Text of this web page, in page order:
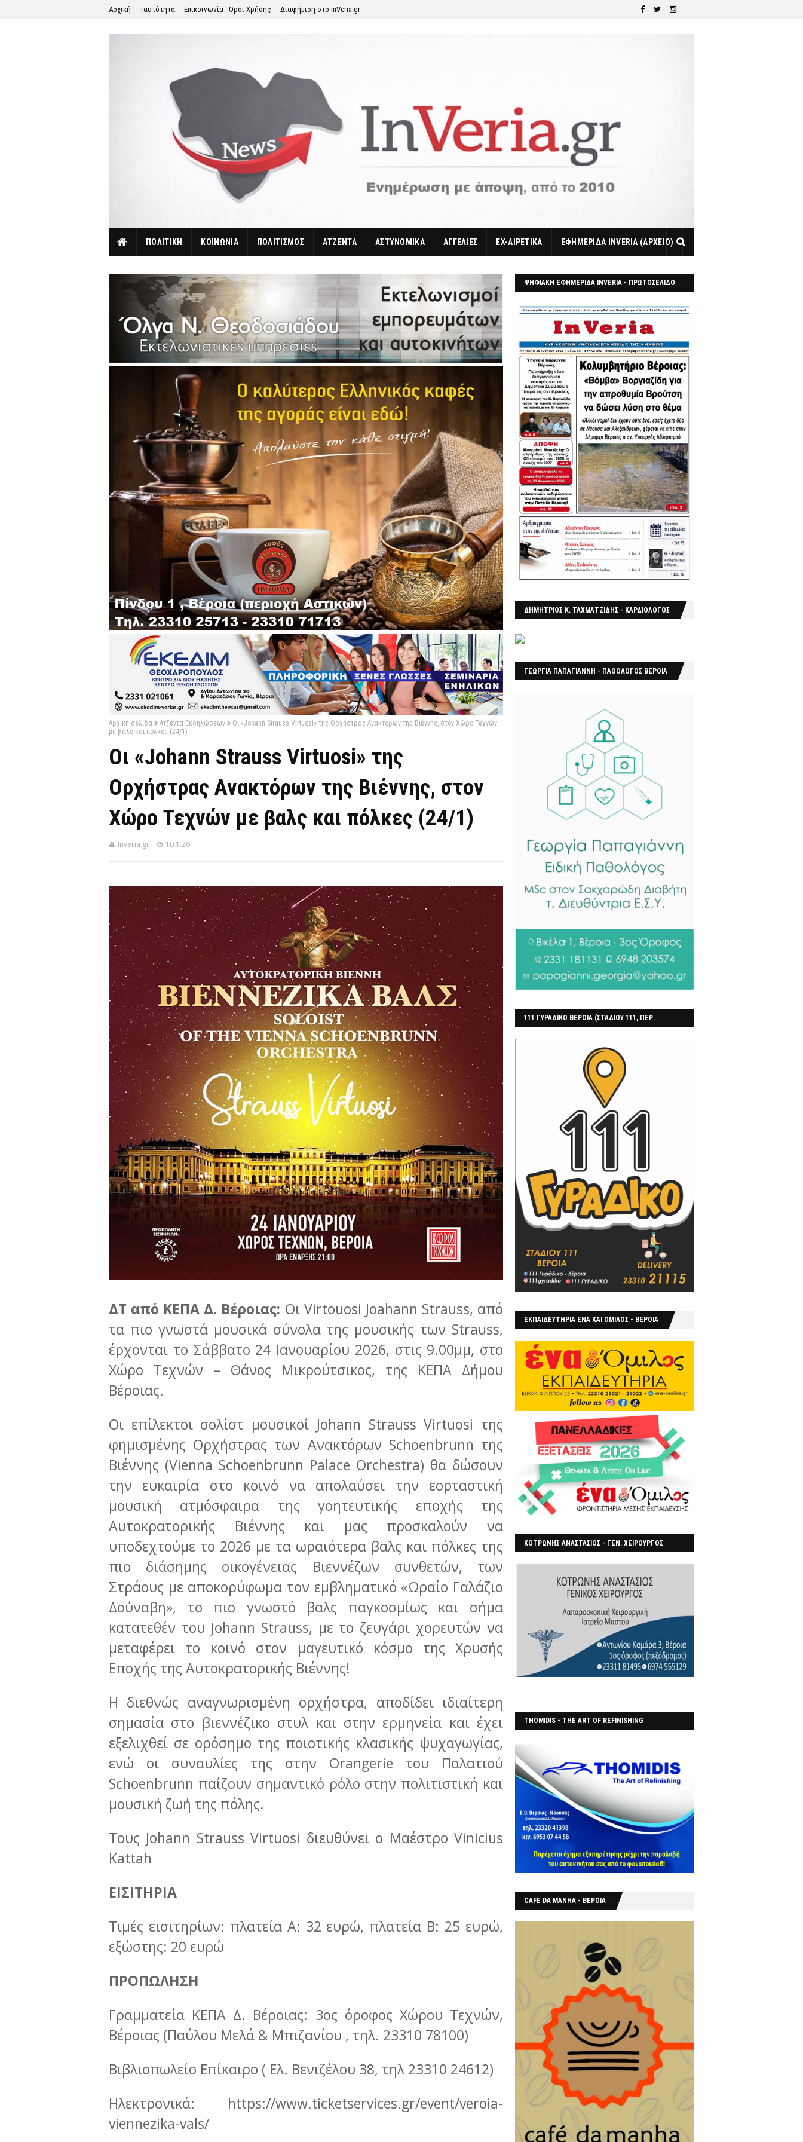
Αρχική Ταυτότητα Επικοινωνία - Όροι Χρήσης Διαφήμιση στο InVeria.gr
ΠΟΛΙΤΙΚΗ ΚΟΙΝΩΝΙΑ ΠΟΛΙΤΙΣΜΟΣ ΑΤΖΕΝΤΑ ΑΣΤΥΝΟΜΙΚΑ ΑΓΓΕΛΙΕΣ EX-ΑΙΡΕΤΙΚΑ ΕΦΗΜΕΡΙΔΑ INVERIA (ΑΡΧΕΙΟ)
Αρχική σελίδα Ατζέντα Εκδηλώσεων
Οι «Johann Strauss Virtuosi» της Ορχήστρας Ανακτόρων της Βιέννης, στον Χώρο Τεχνών
με βαλς και πόλκες (24/1)
Οι «Johann Strauss Virtuosi» της
Ορχήστρας Ανακτόρων της Βιέννης, στον
Χώρο Τεχνών με βαλς και πόλκες (24/1)
Inveria.gr 10.1.26
ΔΤ από ΚΕΠΑ Δ. Βέροιας: Οι Virtouosi Joahann Strauss, από
τα πιο γνωστά μουσικά σύνολα της μουσικής των Strauss,
έρχονται το Σάββατο 24 Ιανουαρίου 2026, στις 9.00μμ, στο
Χώρο Τεχνών – Θάνος Μικρούτσικος, της ΚΕΠΑ Δήμου
Βέροιας.
Οι επίλεκτοι σολίστ μουσικοί Johann Strauss Virtuosi της
φημισμένης Ορχήστρας των Ανακτόρων Schoenbrunn της
Βιέννης (Vienna Schoenbrunn Palace Orchestra) θα δώσουν
την ευκαιρία στο κοινό να απολαύσει την εορταστική
μουσική ατμόσφαιρα της γοητευτικής εποχής της
Αυτοκρατορικής Βιέννης και μας προσκαλούν να
υποδεχτούμε το 2026 με τα ωραιότερα βαλς και πόλκες της
πιο διάσημης οικογένειας Βιεννέζων συνθετών, των
Στράους με αποκορύφωμα τον εμβληματικό «Ωραίο Γαλάζιο
Δούναβη», το πιο γνωστό βαλς παγκοσμίως και σήμα
κατατεθέν του Johann Strauss, με το ζευγάρι χορευτών να
μεταφέρει το κοινό στον μαγευτικό κόσμο της Χρυσής
Εποχής της Αυτοκρατορικής Βιέννης!
Η διεθνώς αναγνωρισμένη ορχήστρα, αποδίδει ιδιαίτερη
σημασία στο βιεννέζικο στυλ και στην ερμηνεία και έχει
εξελιχθεί σε ορόσημο της ποιοτικής κλασικής ψυχαγωγίας,
ενώ οι συναυλίες της στην Orangerie του Παλατιού
Schoenbrunn παίζουν σημαντικό ρόλο στην πολιτιστική και
μουσική ζωή της πόλης.
Τους Johann Strauss Virtuosi διευθύνει ο Μαέστρο Vinicius
Kattah
ΕΙΣΙΤΗΡΙΑ
Τιμές εισιτηρίων: πλατεία Α: 32 ευρώ, πλατεία Β: 25 ευρώ,
εξώστης: 20 ευρώ
ΠΡΟΠΩΛΗΣΗ
Γραμματεία ΚΕΠΑ Δ. Βέροιας: 3ος όροφος Χώρου Τεχνών,
Βέροιας (Παύλου Μελά & Μπιζανίου , τηλ. 23310 78100)
Βιβλιοπωλείο Επίκαιρο ( Ελ. Βενιζέλου 38, τηλ 23310 24612)
Ηλεκτρονικά: https://www.ticketservices.gr/event/veroia-
viennezika-vals/
ΨΗΦΙΑΚΗ ΕΦΗΜΕΡΙΔΑ INVERIA - ΠΡΩΤΟΣΕΛΙΔΟ
ΔΗΜΗΤΡΙΟΣ Κ. ΤΑΧΜΑΤΖΙΔΗΣ - ΚΑΡΔΙΟΛΟΓΟΣ
ΓΕΩΡΓΙΑ ΠΑΠΑΓΙΑΝΝΗ - ΠΑΘΟΛΟΓΟΣ ΒΕΡΟΙΑ
111 ΓΥΡΑΔΙΚΟ ΒΕΡΟΙΑ (ΣΤΑΔΙΟΥ 111, ΠΕΡ.
ΕΚΠΑΙΔΕΥΤΗΡΙΑ ΕΝΑ ΚΑΙ ΟΜΙΛΟΣ - ΒΕΡΟΙΑ
ΚΟΤΡΩΝΗΣ ΑΝΑΣΤΑΣΙΟΣ - ΓΕΝ. ΧΕΙΡΟΥΡΓΟΣ
THOMIDIS - THE ART OF REFINISHING
CAFE DA MANHA - ΒΕΡΟΙΑ